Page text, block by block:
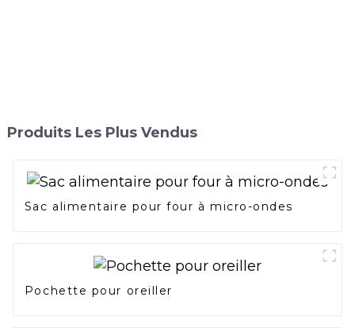
Produits Les Plus Vendus
Sac alimentaire pour four à micro-ondes
Pochette pour oreiller